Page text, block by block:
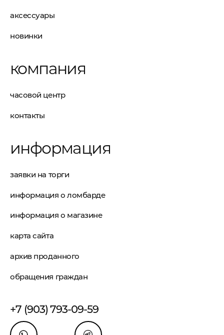
аксессуары
новинки
компания
часовой центр
контакты
информация
заявки на торги
информация о ломбарде
информация о магазине
карта сайта
архив проданного
обращения граждан
+7 (903) 793-09-59